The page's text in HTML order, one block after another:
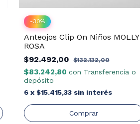
-30%
Anteojos Clip On Niños MOLLY
ROSA
$92.492,00
$132.132,00
$83.242,80 con Transferencia o
depósito
6 x $15.415,33 sin interés